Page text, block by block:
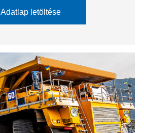
Adatlap letöltése